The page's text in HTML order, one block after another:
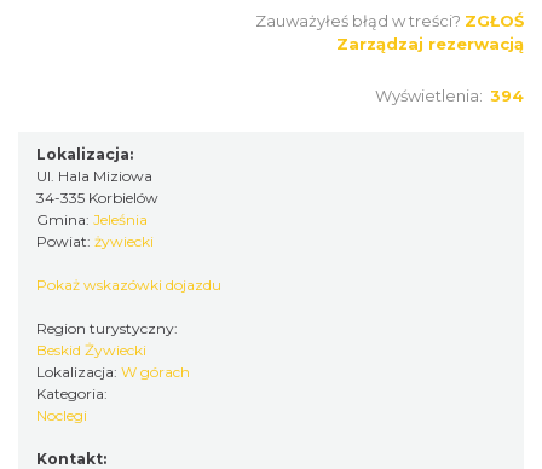
Zauważyłeś błąd w treści? ZGŁOŚ
Zarządzaj rezerwacją
Wyświetlenia: 394
Lokalizacja:
Ul. Hala Miziowa
34-335 Korbielów
Gmina: Jeleśnia
Powiat: żywiecki
Pokaż wskazówki dojazdu
Region turystyczny:
Beskid Żywiecki
Lokalizacja: W górach
Kategoria:
Noclegi
Kontakt: